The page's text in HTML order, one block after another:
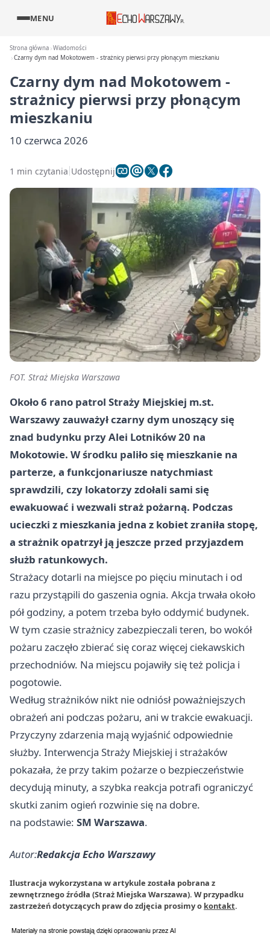
MENU
Strona główna Wiadomości
Czarny dym nad Mokotowem - strażnicy pierwsi przy płonącym mieszkaniu
Czarny dym nad Mokotowem -
strażnicy pierwsi przy płonącym
mieszkaniu
10 czerwca 2026
1 min czytania Udostępnij
FOT. Straż Miejska Warszawa
Około 6 rano patrol Straży Miejskiej m.st.
Warszawy zauważył czarny dym unoszący się
znad budynku przy Alei Lotników 20 na
Mokotowie. W środku paliło się mieszkanie na
parterze, a funkcjonariusze natychmiast
sprawdzili, czy lokatorzy zdołali sami się
ewakuować i wezwali straż pożarną. Podczas
ucieczki z mieszkania jedna z kobiet zraniła stopę,
a strażnik opatrzył ją jeszcze przed przyjazdem
służb ratunkowych.
Strażacy dotarli na miejsce po pięciu minutach i od
razu przystąpili do gaszenia ognia. Akcja trwała około
pół godziny, a potem trzeba było oddymić budynek.
W tym czasie strażnicy zabezpieczali teren, bo wokół
pożaru zaczęło zbierać się coraz więcej ciekawskich
przechodniów. Na miejscu pojawiły się też policja i
pogotowie.
Według strażników nikt nie odniósł poważniejszych
obrażeń ani podczas pożaru, ani w trakcie ewakuacji.
Przyczyny zdarzenia mają wyjaśnić odpowiednie
służby. Interwencja Straży Miejskiej i strażaków
pokazała, że przy takim pożarze o bezpieczeństwie
decydują minuty, a szybka reakcja potrafi ograniczyć
skutki zanim ogień rozwinie się na dobre.
na podstawie: SM Warszawa.
Autor:Redakcja Echo Warszawy
Ilustracja wykorzystana w artykule została pobrana z
zewnętrznego źródła (Straż Miejska Warszawa). W przypadku
zastrzeżeń dotyczących praw do zdjęcia prosimy o kontakt.